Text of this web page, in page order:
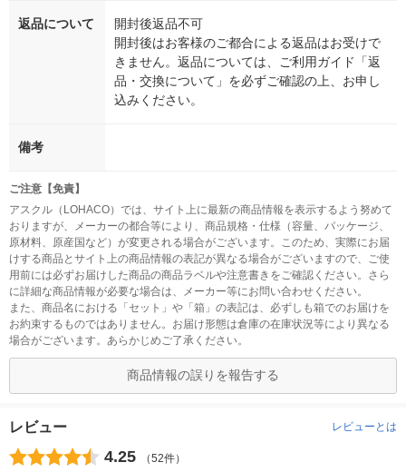
返品について
開封後返品不可
開封後はお客様のご都合による返品はお受けで
きません。返品については、ご利用ガイド「返
品・交換について」を必ずご確認の上、お申し
込みください。
備考
ご注意【免責】
アスクル（LOHACO）では、サイト上に最新の商品情報を表示するよう努めて
おりますが、メーカーの都合等により、商品規格・仕様（容量、パッケージ、
原材料、原産国など）が変更される場合がございます。このため、実際にお届
けする商品とサイト上の商品情報の表記が異なる場合がございますので、ご使
用前には必ずお届けした商品の商品ラベルや注意書きをご確認ください。さら
に詳細な商品情報が必要な場合は、メーカー等にお問い合わせください。
また、商品名における「セット」や「箱」の表記は、必ずしも箱でのお届けを
お約束するものではありません。お届け形態は倉庫の在庫状況等により異なる
場合がございます。あらかじめご了承ください。
商品情報の誤りを報告する
レビュー レビューとは
4.25 （52件）